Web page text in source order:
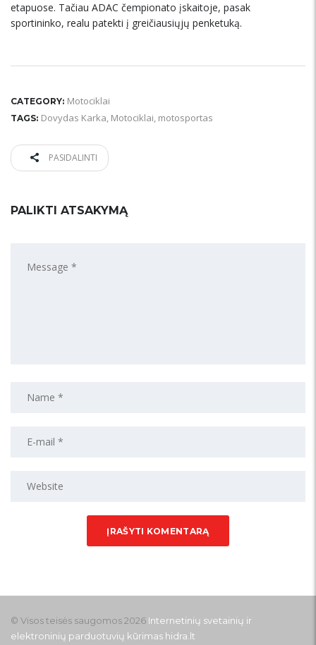
etapuose. Tačiau ADAC čempionato įskaitoje, pasak
sportininko, realu patekti į greičiausiųjų penketuką.
CATEGORY: Motociklai
TAGS: Dovydas Karka, Motociklai, motosportas
PASIDALINTI
PALIKTI ATSAKYMĄ
© Visos teisės saugomos 2026 Internetinių svetainių ir
elektroninių parduotuvių kūrimas hidra.lt